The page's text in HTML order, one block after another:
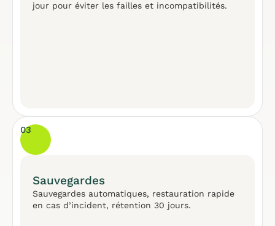
jour pour éviter les failles et incompatibilités.
03
Sauvegardes
Sauvegardes automatiques, restauration rapide
en cas d’incident, rétention 30 jours.